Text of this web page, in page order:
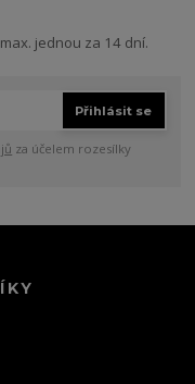
jednou za 14 dní.
Přihlásit se
za účelem rozesílky